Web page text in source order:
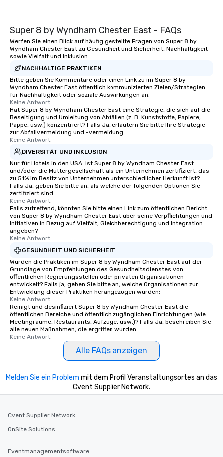
Super 8 by Wyndham Chester East - FAQs
Werfen Sie einen Blick auf häufig gestellte Fragen von Super 8 by
Wyndham Chester East zu Gesundheit und Sicherheit, Nachhaltigkeit
sowie Vielfalt und Inklusion.
NACHHALTIGE PRAKTIKEN
Bitte geben Sie Kommentare oder einen Link zu im Super 8 by
Wyndham Chester East öffentlich kommunizierten Zielen/Strategien
für Nachhaltigkeit oder soziale Auswirkungen an.
Keine Antwort.
Hat Super 8 by Wyndham Chester East eine Strategie, die sich auf die
Beseitigung und Umleitung von Abfällen (z. B. Kunststoffe, Papiere,
Pappe, usw.) konzentriert? Falls Ja, erläutern Sie bitte Ihre Strategie
zur Abfallvermeidung und -vermeidung.
Keine Antwort.
DIVERSITÄT UND INKLUSION
Nur für Hotels in den USA: Ist Super 8 by Wyndham Chester East
und/oder die Muttergesellschaft als ein Unternehmen zertifiziert, das
zu 51% im Besitz von Unternehmen unterschiedlicher Herkunft ist?
Falls Ja, geben Sie bitte an, als welche der folgenden Optionen Sie
zertifiziert sind:
Keine Antwort.
Falls zutreffend, könnten Sie bitte einen Link zum öffentlichen Bericht
von Super 8 by Wyndham Chester East über seine Verpflichtungen und
Initiativen in Bezug auf Vielfalt, Gleichberechtigung und Integration
angeben?
Keine Antwort.
GESUNDHEIT UND SICHERHEIT
Wurden die Praktiken im Super 8 by Wyndham Chester East auf der
Grundlage von Empfehlungen des Gesundheitsdienstes von
öffentlichen Regierungsstellen oder privaten Organisationen
entwickelt? Falls ja, geben Sie bitte an, welche Organisationen zur
Entwicklung dieser Praktiken herangezogen wurden:
Keine Antwort.
Reinigt und desinfiziert Super 8 by Wyndham Chester East die
öffentlichen Bereiche und öffentlich zugänglichen Einrichtungen (wie:
Meetingräume, Restaurants, Aufzüge, usw.)? Falls Ja, beschreiben Sie
alle neuen Maßnahmen, die ergriffen wurden.
Keine Antwort.
Alle FAQs anzeigen
Melden Sie ein Problem mit dem Profil Veranstaltungsortes an das
Cvent Supplier Network.
Cvent Supplier Network
OnSite Solutions
Eventmanagementsoftware